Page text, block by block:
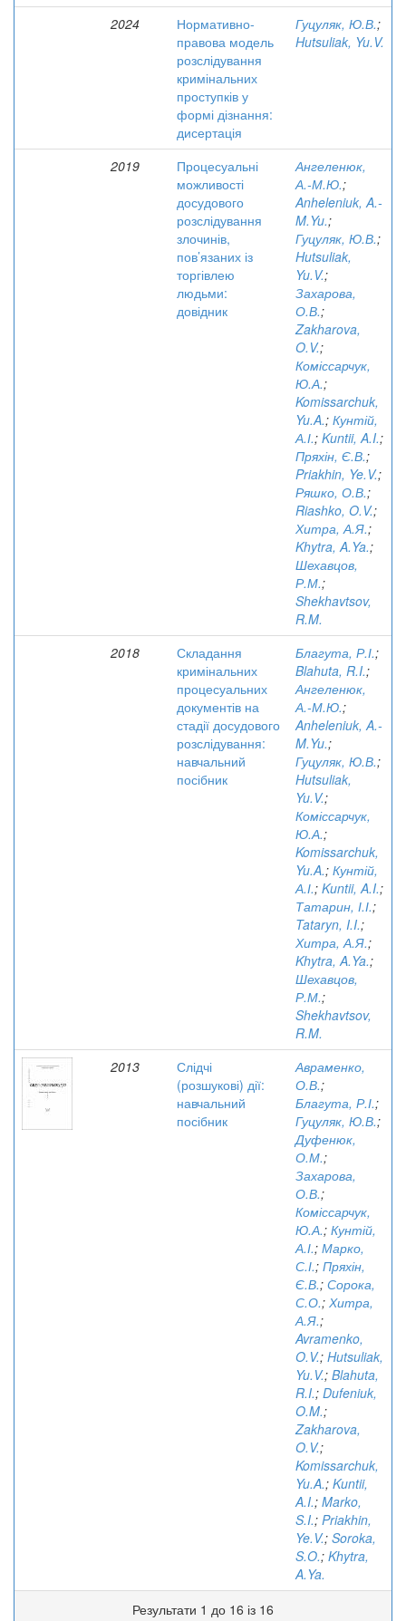
2024
Нормативно-
правова модель
розслідування
кримінальних
проступків у
формі дізнання:
дисертація
Гуцуляк, Ю.В.;
Hutsuliak, Yu.V.
2019
Процесуальні
можливості
досудового
розслідування
злочинів,
пов’язаних із
торгівлею
людьми:
довідник
Ангеленюк,
А.-М.Ю.;
Anheleniuk, A.-
M.Yu.;
Гуцуляк, Ю.В.;
Hutsuliak,
Yu.V.;
Захарова,
О.В.;
Zakharova,
O.V.;
Коміссарчук,
Ю.А.;
Komissarchuk,
Yu.A.; Кунтій,
А.І.; Kuntii, A.I.;
Пряхін, Є.В.;
Priakhin, Ye.V.;
Ряшко, О.В.;
Riashko, O.V.;
Хитра, А.Я.;
Khytra, A.Ya.;
Шехавцов,
Р.М.;
Shekhavtsov,
R.M.
2018
Складання
кримінальних
процесуальних
документів на
стадії досудового
розслідування:
навчальний
посібник
Благута, Р.І.;
Blahuta, R.I.;
Ангеленюк,
А.-М.Ю.;
Anheleniuk, A.-
M.Yu.;
Гуцуляк, Ю.В.;
Hutsuliak,
Yu.V.;
Коміссарчук,
Ю.А.;
Komissarchuk,
Yu.A.; Кунтій,
А.І.; Kuntii, A.I.;
Татарин, І.І.;
Tataryn, I.I.;
Хитра, А.Я.;
Khytra, A.Ya.;
Шехавцов,
Р.М.;
Shekhavtsov,
R.M.
2013
Слідчі
(розшукові) дії:
навчальний
посібник
Авраменко,
О.В.;
Благута, Р.І.;
Гуцуляк, Ю.В.;
Дуфенюк,
О.М.;
Захарова,
О.В.;
Коміссарчук,
Ю.А.; Кунтій,
А.І.; Марко,
С.І.; Пряхін,
Є.В.; Сорока,
С.О.; Хитра,
А.Я.;
Avramenko,
O.V.; Hutsuliak,
Yu.V.; Blahuta,
R.I.; Dufeniuk,
O.M.;
Zakharova,
O.V.;
Komissarchuk,
Yu.A.; Kuntii,
A.I.; Marko,
S.I.; Priakhin,
Ye.V.; Soroka,
S.O.; Khytra,
A.Ya.
Результати 1 до 16 із 16